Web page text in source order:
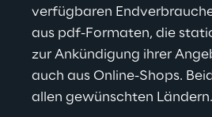
verfügbaren
aus pdf-Formaten, die
zur Ankündigung ihrer
auch aus Online-Shops.
allen gewünschten Ländern.